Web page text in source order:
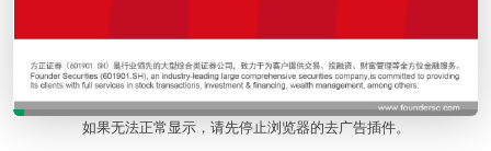
如果无法正常显示，请先停止浏览器的去广告插件。